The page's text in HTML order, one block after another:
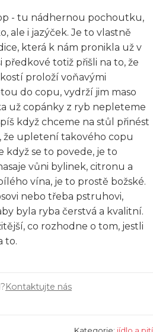
- tu nádhernou pochoutku,
ale i jazýček. Je to vlastně
která k nám pronikla už v
předkové totiž přišli na to, že
proloží voňavými
do copu, vydrží jim maso
už copánky z ryb nepleteme
když chceme na stůl přinést
že upletení takového copu
když se to povede, je to
vůni bylinek, citronu a
vína, je to prostě božské.
nebo třeba pstruhovi,
byla ryba čerstvá a kvalitní.
co rozhodne o tom, jestli
to.
Kontaktujte nás